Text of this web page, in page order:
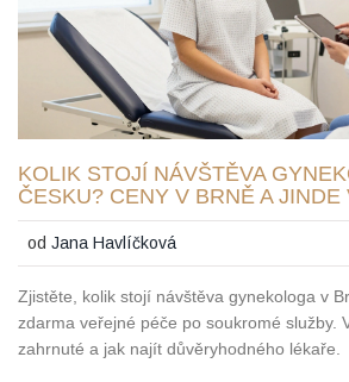
KOLIK STOJÍ NÁVŠTĚVA
ČESKU? CENY V BRNĚ A JINDE
odJana Havlíčková
Zjistěte, kolik stojí návštěva gynekologa v
zdarma veřejné péče po soukromé služby.
zahrnuté a jak najít důvěryhodného lékaře.